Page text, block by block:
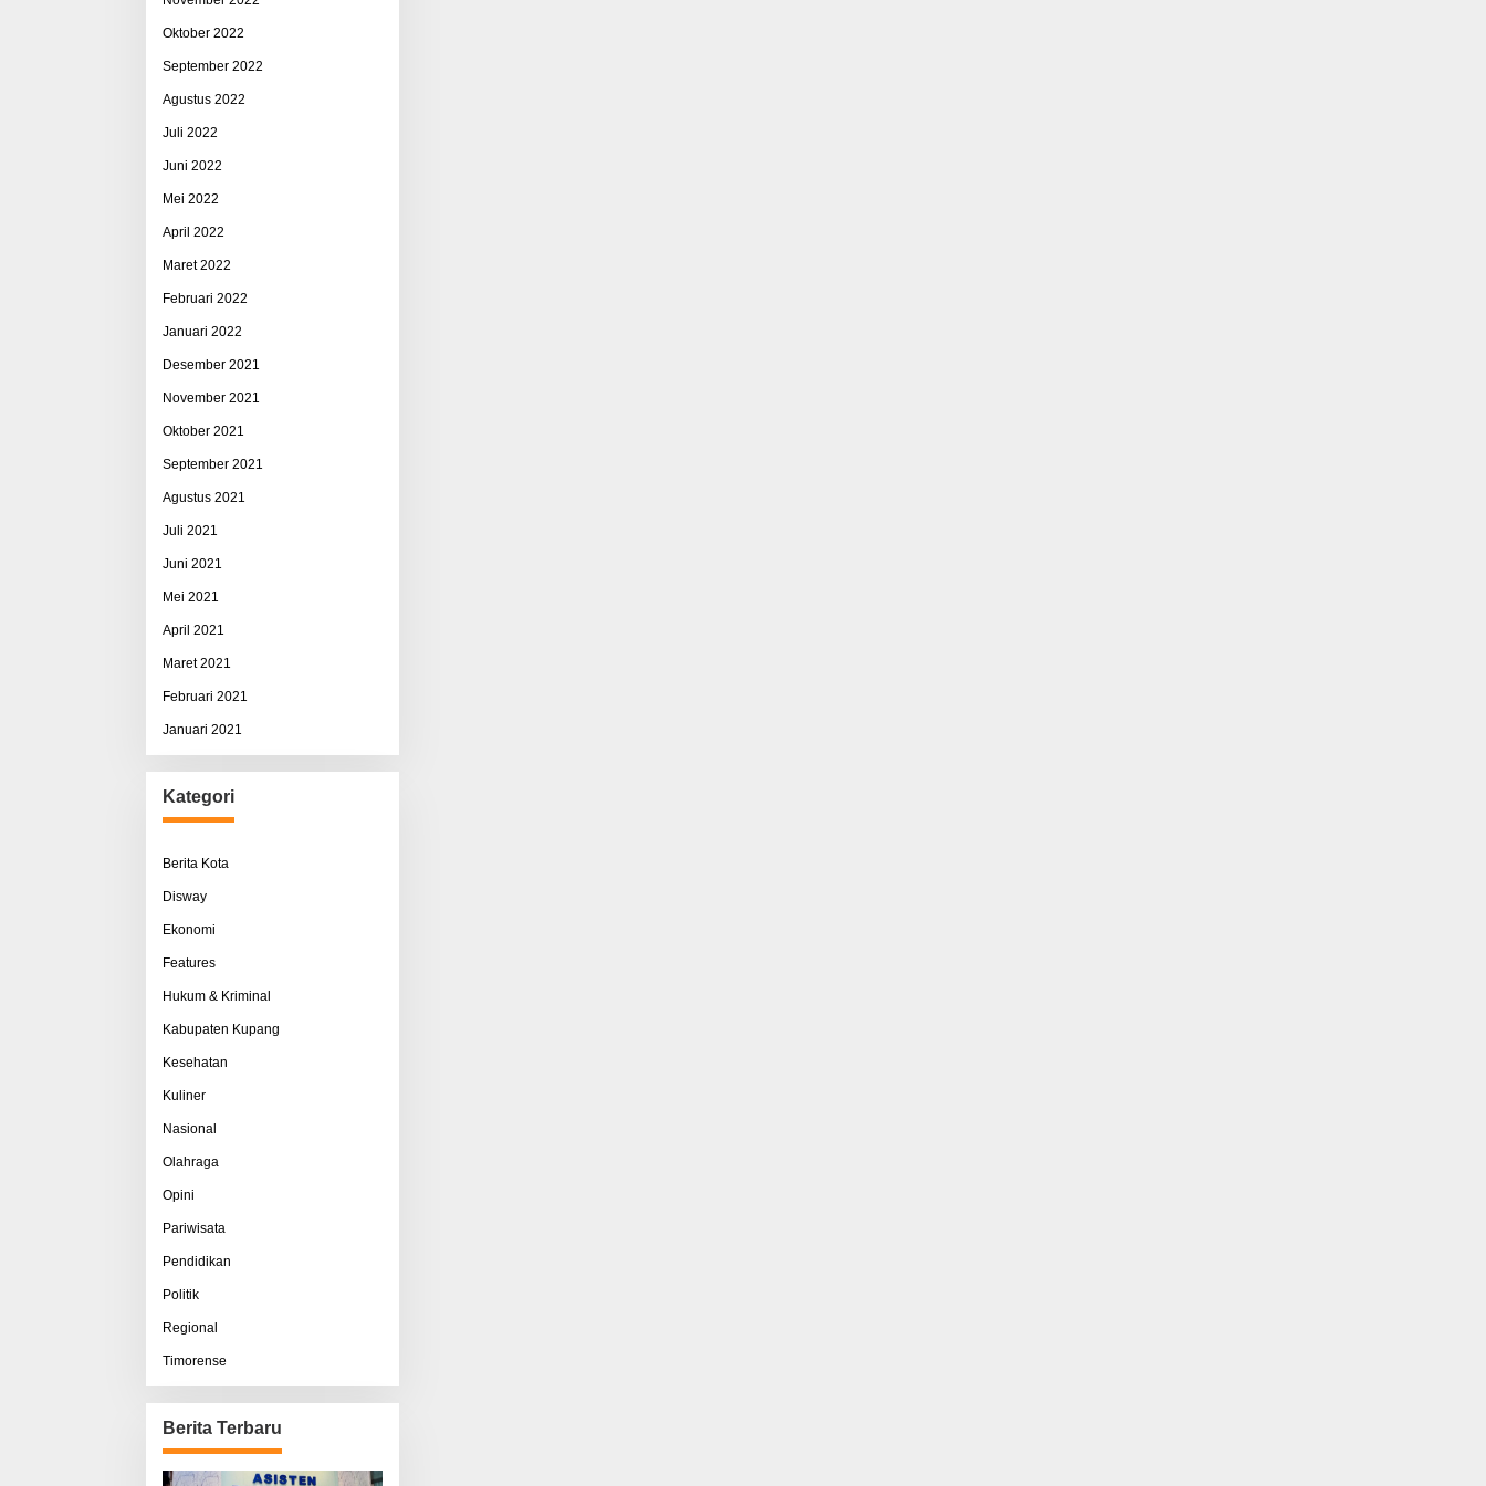
Oktober 2022
September 2022
Agustus 2022
Juli 2022
Juni 2022
Mei 2022
April 2022
Maret 2022
Februari 2022
Januari 2022
Desember 2021
November 2021
Oktober 2021
September 2021
Agustus 2021
Juli 2021
Juni 2021
Mei 2021
April 2021
Maret 2021
Februari 2021
Januari 2021
Kategori
Berita Kota
Disway
Ekonomi
Features
Hukum & Kriminal
Kabupaten Kupang
Kesehatan
Kuliner
Nasional
Olahraga
Opini
Pariwisata
Pendidikan
Politik
Regional
Timorense
Berita Terbaru